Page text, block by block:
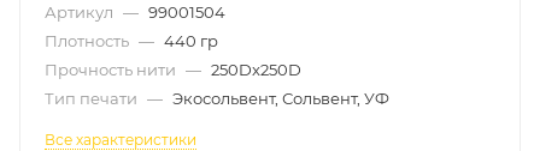
Артикул — 99001504
Плотность — 440 гр
Прочность нити — 250Dx250D
Тип печати — Экосольвент, Сольвент, УФ
Все характеристики